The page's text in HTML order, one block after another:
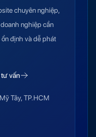
chuyên nghiệp,
nghiệp cần
định và dễ phát
tư vấn
Tây, TP.HCM